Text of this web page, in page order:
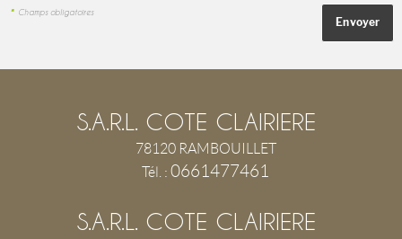
* Champs obligatoires
S.A.R.L. COTE CLAIRIERE
78120 RAMBOUILLET
Tél. : 0661477461
S.A.R.L. COTE CLAIRIERE